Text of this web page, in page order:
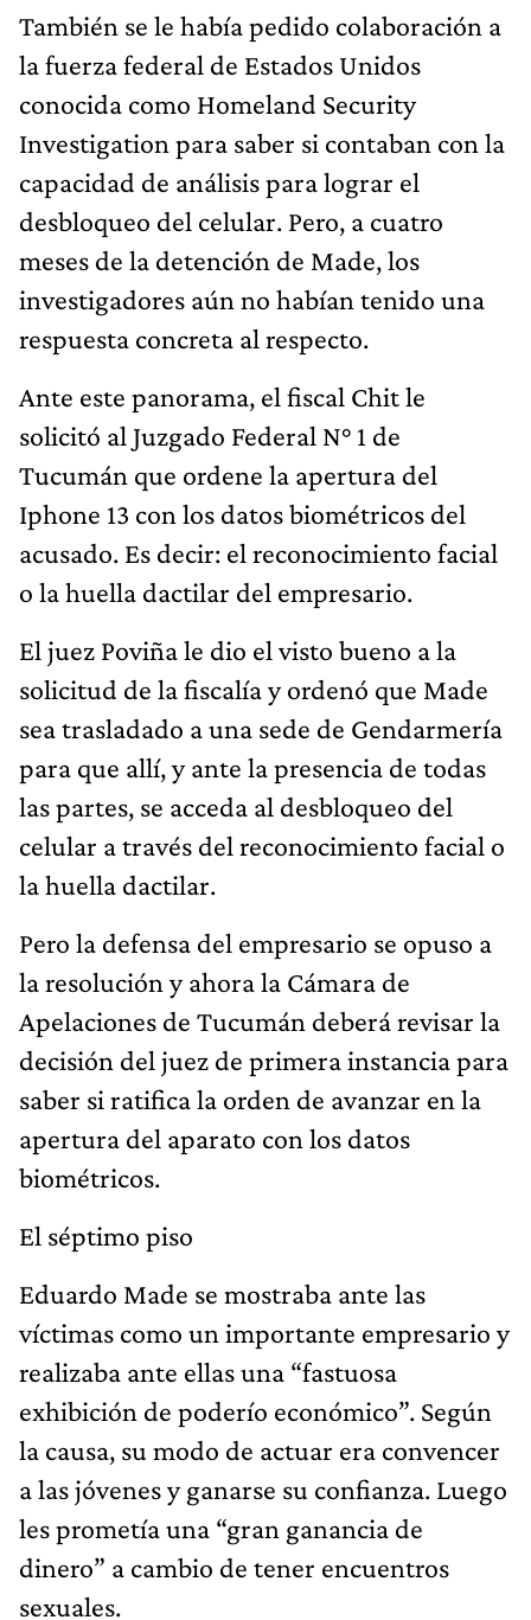
También se le había pedido colaboración a
la fuerza federal de Estados Unidos
conocida como Homeland Security
Investigation para saber si contaban con la
capacidad de análisis para lograr el
desbloqueo del celular. Pero, a cuatro
meses de la detención de Made, los
investigadores aún no habían tenido una
respuesta concreta al respecto.
Ante este panorama, el fiscal Chit le
solicitó al Juzgado Federal N° 1 de
Tucumán que ordene la apertura del
Iphone 13 con los datos biométricos del
acusado. Es decir: el reconocimiento facial
o la huella dactilar del empresario.
El juez Poviña le dio el visto bueno a la
solicitud de la fiscalía y ordenó que Made
sea trasladado a una sede de Gendarmería
para que allí, y ante la presencia de todas
las partes, se acceda al desbloqueo del
celular a través del reconocimiento facial o
la huella dactilar.
Pero la defensa del empresario se opuso a
la resolución y ahora la Cámara de
Apelaciones de Tucumán deberá revisar la
decisión del juez de primera instancia para
saber si ratifica la orden de avanzar en la
apertura del aparato con los datos
biométricos.
El séptimo piso
Eduardo Made se mostraba ante las
víctimas como un importante empresario y
realizaba ante ellas una “fastuosa
exhibición de poderío económico”. Según
la causa, su modo de actuar era convencer
a las jóvenes y ganarse su confianza. Luego
les prometía una “gran ganancia de
dinero” a cambio de tener encuentros
sexuales.